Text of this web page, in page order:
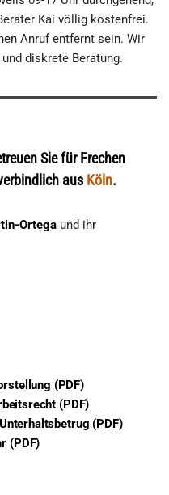
Kai völlig kostenfrei.
Anruf entfernt sein. Wir
diskrete Beratung.
Sie für Frechen
aus Köln.
Ortega und ihr
(PDF)
(PDF)
(PDF)
(PDF)